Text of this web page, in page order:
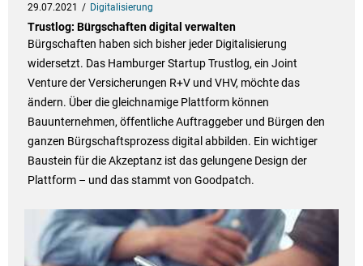
29.07.2021 Digitalisierung
Trustlog: Bürgschaften digital verwalten
Bürgschaften haben sich bisher jeder Digitalisierung
widersetzt. Das Hamburger Startup Trustlog, ein Joint
Venture der Versicherungen R+V und VHV, möchte das
ändern. Über die gleichnamige Plattform können
Bauunternehmen, öffentliche Auftraggeber und Bürgen den
ganzen Bürgschaftsprozess digital abbilden. Ein wichtiger
Baustein für die Akzeptanz ist das gelungene Design der
Plattform – und das stammt von Goodpatch.